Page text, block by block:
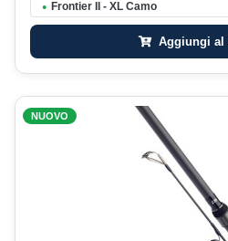
● Frontier II - XL Camo
Aggiungi al
NUOVO